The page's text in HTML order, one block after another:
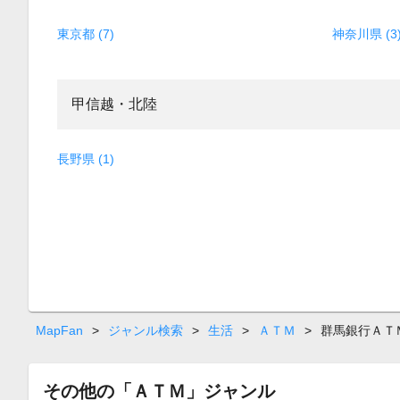
東京都 (7) 神奈川県
甲信越・北陸
長野県 (1)
MapFan > ジャンル検索 > 生活 > ＡＴＭ > 群馬銀行ＡＴ
その他の「ＡＴＭ」ジャンル